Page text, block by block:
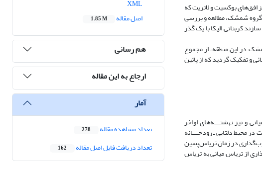
افق‌های بوکسیت و لاتریت که
گروه شمشک، مطالعه و بررسی
کربناتی الیکا با یک گذر
گروه شمشک در این منطقه، از مجموع
و تفکیک گردید که از پائین
و نیز نهشتــــه‌های اواخر
محیط دلتایی ـ رودخــــانه
در زمان تریاس‌پسین
از تریاس میانی به تریاس
اصل مقاله
1.85 M
هم رسانی
ارجاع به این مقاله
آمار
تعداد مشاهده مقاله 278
تعداد دریافت فایل اصل مقاله 162